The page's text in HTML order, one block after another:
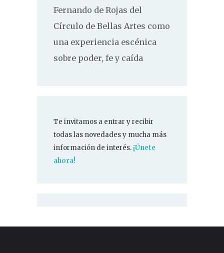
Fernando de Rojas del
Círculo de Bellas Artes como
una experiencia escénica
sobre poder, fe y caída
Te invitamos a entrar y recibir
todas las novedades y mucha más
información de interés. ¡Únete
ahora!